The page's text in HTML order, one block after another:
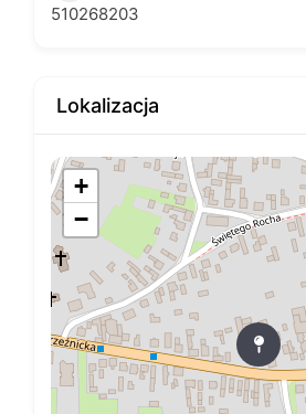
510268203
Lokalizacja
+
−